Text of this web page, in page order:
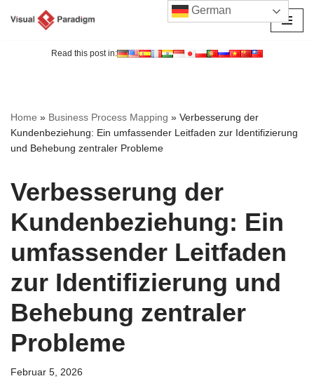
Read this post in:
Home » Business Process Mapping » Verbesserung der
Kundenbeziehung: Ein umfassender Leitfaden zur Identifizierung
und Behebung zentraler Probleme
Verbesserung der
Kundenbeziehung: Ein
umfassender Leitfaden
zur Identifizierung und
Behebung zentraler
Probleme
Februar 5, 2026
German